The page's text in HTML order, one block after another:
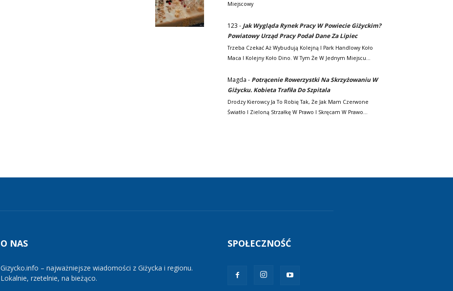
Miejscowy
123 - Jak Wygląda Rynek Pracy W Powiecie Giżyckim?
Powiatowy Urząd Pracy Podał Dane Za Lipiec
Trzeba Czekać Aż Wybudują Kolejną I Park Handlowy Koło
Maca I Kolejny Koło Dino. W Tym Że W Jednym Miejscu…
Magda - Potrącenie Rowerzystki Na Skrzyżowaniu W
Giżycku. Kobieta Trafiła Do Szpitala
Drodzy Kierowcy Ja To Robię Tak, Że Jak Mam Czerwone
Światło I Zieloną Strzałkę W Prawo I Skręcam W Prawo…
O NAS
Gizycko.info – najważniejsze wiadomości z Giżycka i regionu.
Lokalnie, rzetelnie, na bieżąco.
SPOŁECZNOŚĆ